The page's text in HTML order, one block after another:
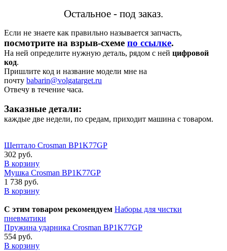
Остальное - под заказ.
Если не знаете как правильно называется запчасть,
посмотрите на взрыв-схеме по ссылке.
На ней определите нужную деталь, рядом с ней цифровой
код.
Пришлите код и название модели мне на
почту babarin@volgatarget.ru
Отвечу в течение часа.
Заказные детали:
каждые две недели, по средам, приходит машина с товаром.
Шептало Crosman BP1K77GP
302 руб.
В корзину
Мушка Crosman BP1K77GP
1 738 руб.
В корзину
С этим товаром рекомендуем Наборы для чистки
пневматики
Пружина ударника Crosman BP1K77GP
554 руб.
В корзину